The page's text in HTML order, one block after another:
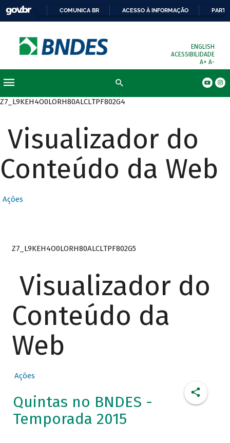
COMUNICA BR ACESSO À INFORMAÇÃO
ENGLISH
ACESSIBILIDADE
A+ A-
Z7_L9KEH4O0LORH80ALCLTPF802G4
Visualizador do
Conteúdo da Web
Ações
Z7_L9KEH4O0LORH80ALCLTPF802G5
Visualizador do
Conteúdo da
Web
Ações
Quintas no BNDES -
Temporada 2015